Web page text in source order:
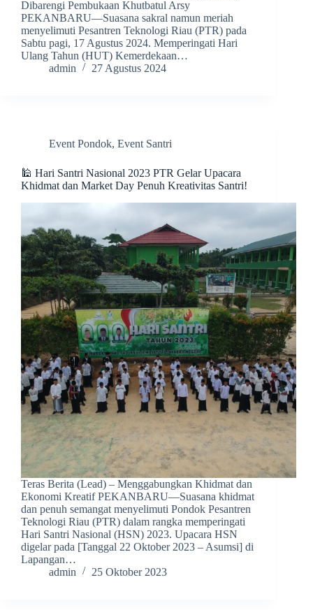
Dibarengi Pembukaan Khutbatul Arsy
PEKANBARU—Suasana sakral namun meriah
menyelimuti Pesantren Teknologi Riau (PTR) pada
Sabtu pagi, 17 Agustus 2024. Memperingati Hari
Ulang Tahun (HUT) Kemerdekaan…
admin
27 Agustus 2024
Event Pondok, Event Santri
🕌 Hari Santri Nasional 2023 PTR Gelar Upacara
Khidmat dan Market Day Penuh Kreativitas Santri!
Teras Berita (Lead) – Menggabungkan Khidmat dan
Ekonomi Kreatif PEKANBARU—Suasana khidmat
dan penuh semangat menyelimuti Pondok Pesantren
Teknologi Riau (PTR) dalam rangka memperingati
Hari Santri Nasional (HSN) 2023. Upacara HSN
digelar pada [Tanggal 22 Oktober 2023 – Asumsi] di
Lapangan…
admin
25 Oktober 2023